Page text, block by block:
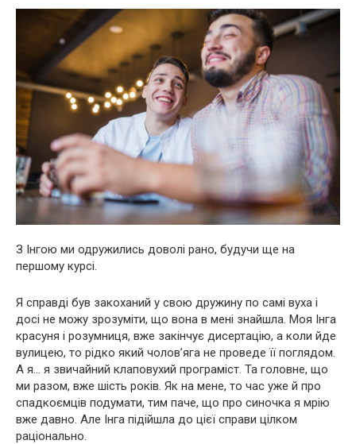
З Інгою ми одружились доволі рано, будучи ще на
першому курсі.
Я справді був закоханий у свою дружину по самі вуха і
досі не можу зрозуміти, що вона в мені знайшла. Моя Інга
красуня і розумниця, вже закінчує дисертацію, а коли йде
вулицею, то рідко який чолов’яга не проведе її поглядом.
А я… я звичайний клаповухий програміст. Та головне, що
ми разом, вже шість років. Як на мене, то час уже й про
спадкоємців подумати, тим паче, що про синочка я мрію
вже давно. Але Інга підійшла до цієї справи цілком
раціонально.